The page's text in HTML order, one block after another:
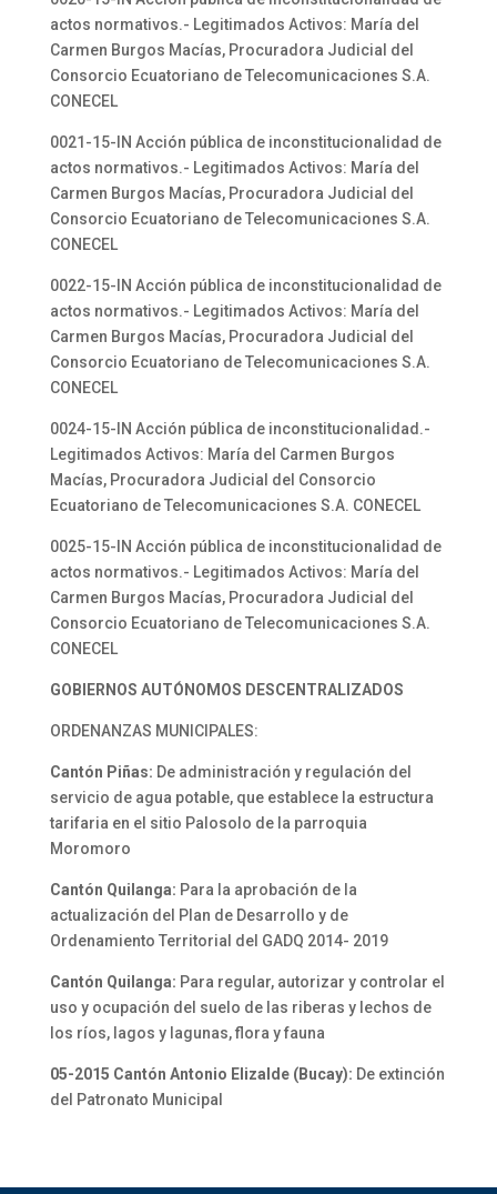
actos normativos.- Legitimados Activos: María del
Carmen Burgos Macías, Procuradora Judicial del
Consorcio Ecuatoriano de Telecomunicaciones S.A.
CONECEL
0021-15-IN Acción pública de inconstitucionalidad de
actos normativos.- Legitimados Activos: María del
Carmen Burgos Macías, Procuradora Judicial del
Consorcio Ecuatoriano de Telecomunicaciones S.A.
CONECEL
0022-15-IN Acción pública de inconstitucionalidad de
actos normativos.- Legitimados Activos: María del
Carmen Burgos Macías, Procuradora Judicial del
Consorcio Ecuatoriano de Telecomunicaciones S.A.
CONECEL
0024-15-IN Acción pública de inconstitucionalidad.-
Legitimados Activos: María del Carmen Burgos
Macías, Procuradora Judicial del Consorcio
Ecuatoriano de Telecomunicaciones S.A. CONECEL
0025-15-IN Acción pública de inconstitucionalidad de
actos normativos.- Legitimados Activos: María del
Carmen Burgos Macías, Procuradora Judicial del
Consorcio Ecuatoriano de Telecomunicaciones S.A.
CONECEL
GOBIERNOS AUTÓNOMOS DESCENTRALIZADOS
ORDENANZAS MUNICIPALES:
Cantón Piñas: De administración y regulación del
servicio de agua potable, que establece la estructura
tarifaria en el sitio Palosolo de la parroquia
Moromoro
Cantón Quilanga: Para la aprobación de la
actualización del Plan de Desarrollo y de
Ordenamiento Territorial del GADQ 2014- 2019
Cantón Quilanga: Para regular, autorizar y controlar el
uso y ocupación del suelo de las riberas y lechos de
los ríos, lagos y lagunas, flora y fauna
05-2015 Cantón Antonio Elizalde (Bucay): De extinción
del Patronato Municipal